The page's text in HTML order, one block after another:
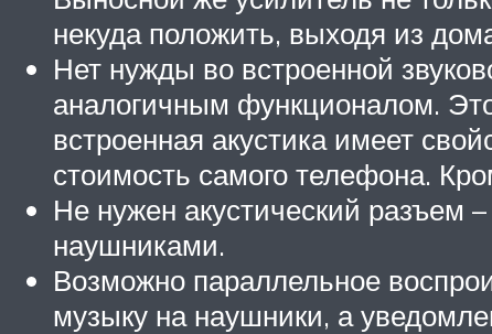
некуда положить, выходя из
Нет нужды во встроенной
аналогичным функционалом.
встроенная акустика имеет
стоимость самого телефона.
Не нужен акустический разъем
наушниками.
Возможно параллельное
музыку на наушники, а